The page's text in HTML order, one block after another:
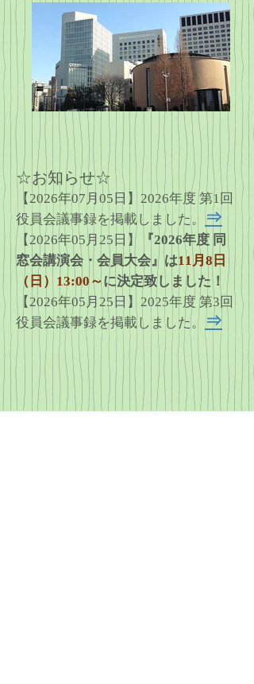
☆お知らせ☆
【2026年07月05日】2026年度 第1回
役員会議事録を掲載しました。 ⇒
【2026年05月25日】
『2026年度 同
窓会講演会・会員大会』は11月8日
（日）13:00～ に決定致しました！
【2026年05月25日】2025年度 第3回
役員会議事録を掲載しました。 ⇒